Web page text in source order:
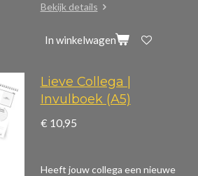
Bekijk details
In winkelwagen
Lieve Collega |
Invulboek (A5)
€ 10,95
Heeft jouw collega een nieuwe